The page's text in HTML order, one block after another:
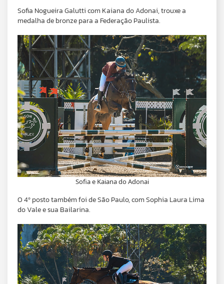
Sofia Nogueira Galutti com Kaiana do Adonai, trouxe a
medalha de bronze para a Federação Paulista.
Sofia e Kaiana do Adonai
O 4º posto também foi de São Paulo, com Sophia Laura Lima
do Vale e sua Bailarina.